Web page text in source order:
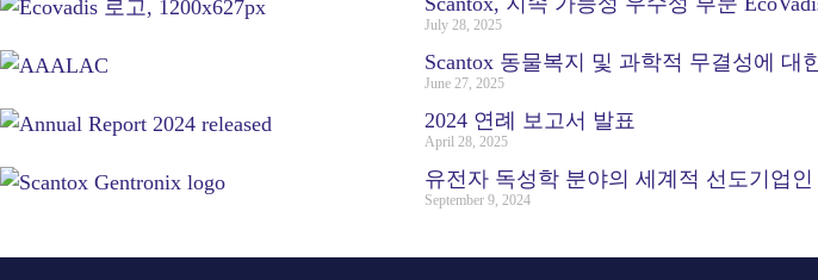
July 28, 2025
Scantox 동물복지 및 과학적 무결성에
June 27, 2025
2024 연례 보고서 발표
April 28, 2025
유전자 독성학 분야의 세계적 선도기업
September 9, 2024